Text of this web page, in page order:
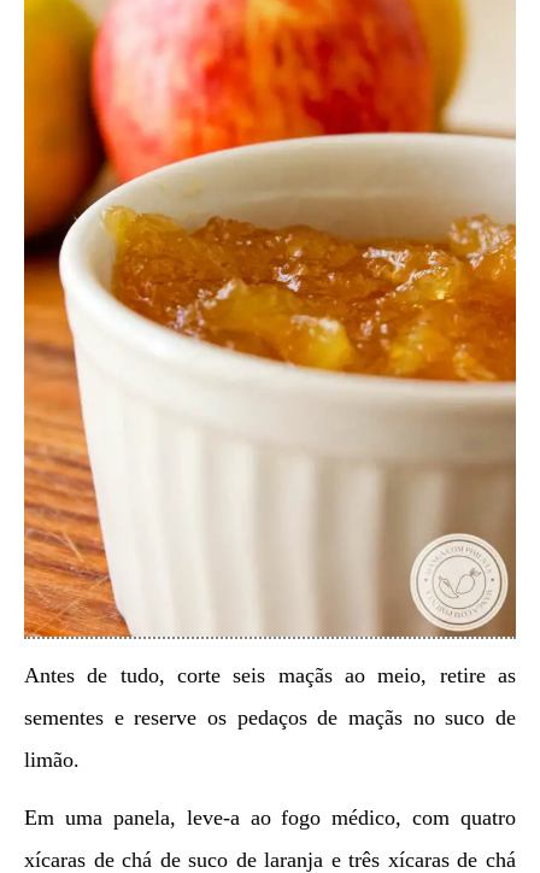
Antes de tudo, corte seis maçãs ao meio, retire as
sementes e reserve os pedaços de maçãs no suco de
limão.
Em uma panela, leve-a ao fogo médico, com quatro
xícaras de chá de suco de laranja e três xícaras de chá